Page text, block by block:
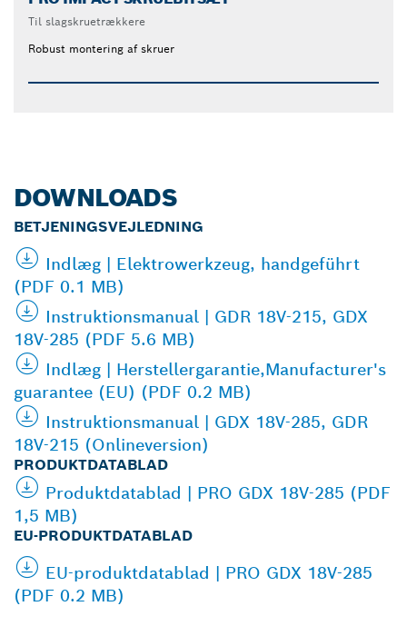
Til slagskruetrækkere
Robust montering af skruer
DOWNLOADS
BETJENINGSVEJLEDNING
Indlæg | Elektrowerkzeug, handgeführt
(PDF 0.1 MB)
Instruktionsmanual | GDR 18V-215, GDX
18V-285 (PDF 5.6 MB)
Indlæg | Herstellergarantie,Manufacturer's
guarantee (EU) (PDF 0.2 MB)
Instruktionsmanual | GDX 18V-285, GDR
18V-215 (Onlineversion)
PRODUKTDATABLAD
Produktdatablad | PRO GDX 18V-285 (PDF
1,5 MB)
EU-PRODUKTDATABLAD
EU-produktdatablad | PRO GDX 18V-285
(PDF 0.2 MB)